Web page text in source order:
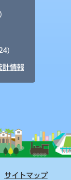
計情報
サイトマップ